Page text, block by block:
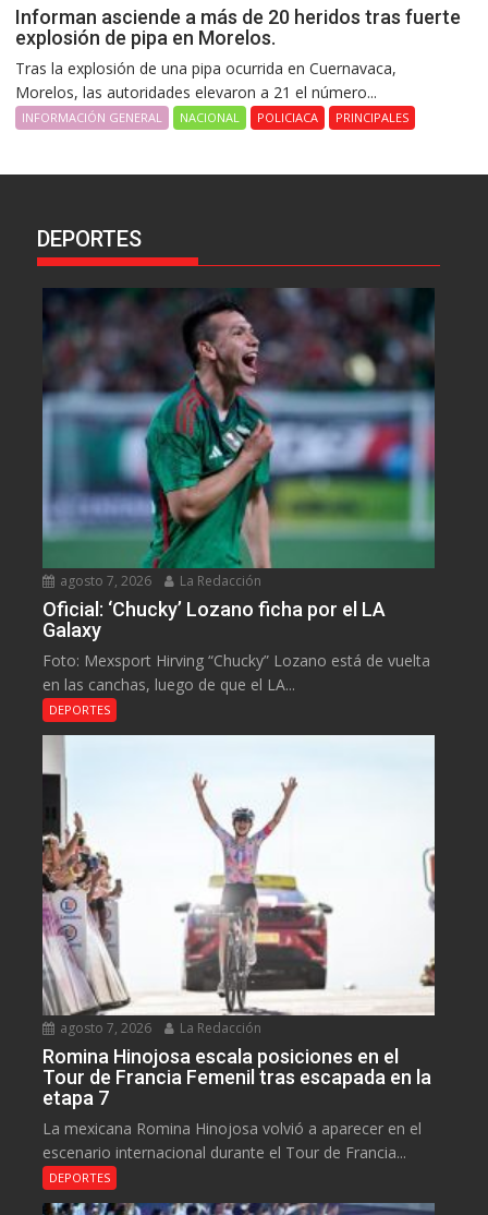
Informan asciende a más de 20 heridos tras fuerte
explosión de pipa en Morelos.
Tras la explosión de una pipa ocurrida en Cuernavaca,
Morelos, las autoridades elevaron a 21 el número...
INFORMACIÓN GENERAL NACIONAL POLICIACA PRINCIPALES
DEPORTES
agosto 7, 2026 La Redacción
Oficial: ‘Chucky’ Lozano ficha por el LA
Galaxy
Foto: Mexsport Hirving “Chucky” Lozano está de vuelta
en las canchas, luego de que el LA...
DEPORTES
agosto 7, 2026 La Redacción
Romina Hinojosa escala posiciones en el
Tour de Francia Femenil tras escapada en la
etapa 7
La mexicana Romina Hinojosa volvió a aparecer en el
escenario internacional durante el Tour de Francia...
DEPORTES